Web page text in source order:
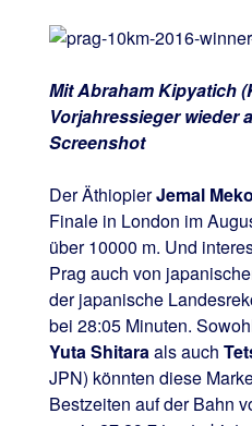
Mit Abraham Kipyatich
Vorjahressieger wieder
Screenshot
Der ÄthiopierJemal
Finale in London im
über 10000 m. Und
Prag auch von
der japanische
bei 28:05 Minuten.
Yuta Shitaraals auch
JPN) könnten diese
Bestzeiten auf der Bahn